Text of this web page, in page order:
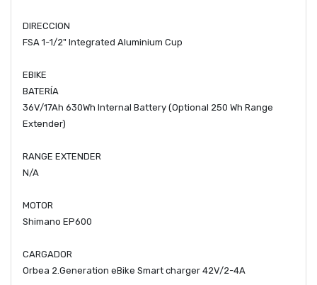
DIRECCION
FSA 1-1/2" Integrated Aluminium Cup
EBIKE
BATERÍA
36V/17Ah 630Wh Internal Battery (Optional 250 Wh Range
Extender)
RANGE EXTENDER
N/A
MOTOR
Shimano EP600
CARGADOR
Orbea 2.Generation eBike Smart charger 42V/2-4A